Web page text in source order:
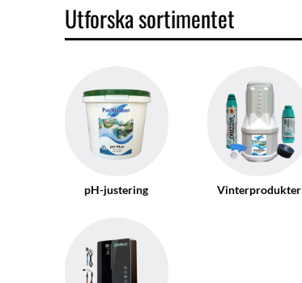
Utforska sortimentet
pH-justering Vinterprodukter